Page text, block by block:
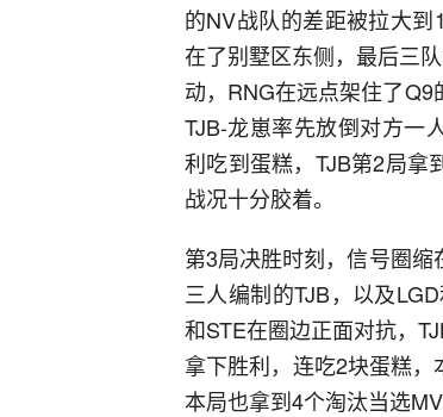
的NV战队的差距被拉大
在了别墅区东侧，最后三
动，RNG在远点架住了Q9
TJB-龙崽率先放倒对方一
利吃到蛋糕，TJB第2局拿
战况十分胶着。
第3局决胜时刻，信号圈缩
三人编制的TJB，以及
和STE在圈边正面对抗，
拿下胜利，连吃2块蛋糕
本局也拿到4个淘汰当选